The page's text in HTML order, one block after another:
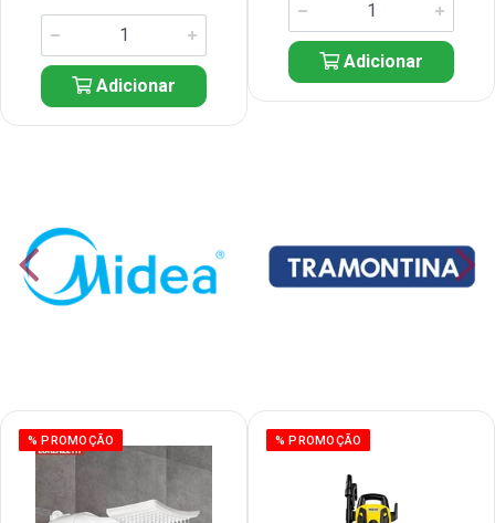
Adicionar
Adicionar
% PROMOÇÃO % PROMOÇÃO